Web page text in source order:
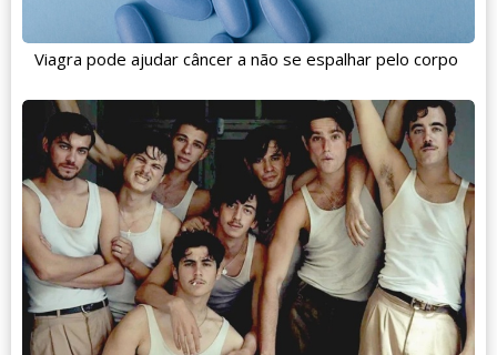
Viagra pode ajudar câncer a não se espalhar pelo corpo